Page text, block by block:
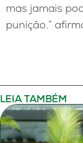
mas jamais
punição.”
LEIA TAMBÉM